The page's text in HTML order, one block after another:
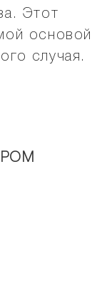
Этот
основой
случая.